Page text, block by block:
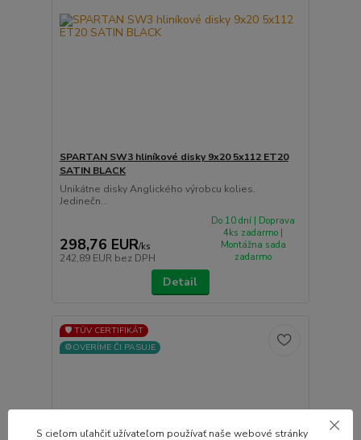
SPARTAN SW3 hliníkové disky 9x20 5x112 ET20
SATIN BLACK
Unikátne disky Anglického výrobcu kolies.
Jedinečn...
298,76 EUR/ks
242,89 EUR bez DPH
Do 10 dní | Doprava
4ks zadarmo |
Montážna sada
zadarmo
Detail
🛡️ TÜV CERTIFIKÁT
⚙️OVERÍME ČI PASUJE
S cieľom uľahčiť užívateľom používať naše webové stránky